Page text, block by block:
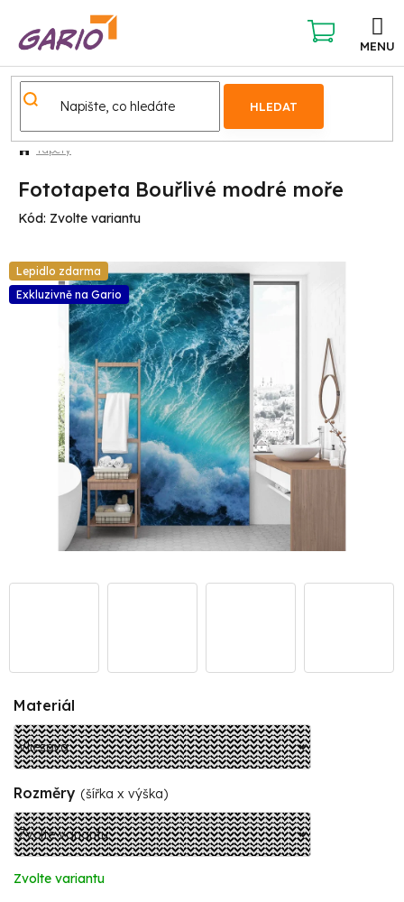
obsah
HLEDAT
NÁKUPNÍ
KOŠÍK
Tapety
Fototapeta Bouřlivé modré moře
Kód: Zvolte variantu
Lepidlo zdarma
Exkluzivně na Gario
Materiál
Rozměry (šířka x výška)
Zvolte variantu